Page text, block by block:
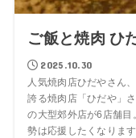
ご飯と焼肉 ひ
2025.10.30
人気焼肉店ひだやさん
誇る焼肉店「ひだや」
の大型郊外店が6店舗目
勢は応援したくなります